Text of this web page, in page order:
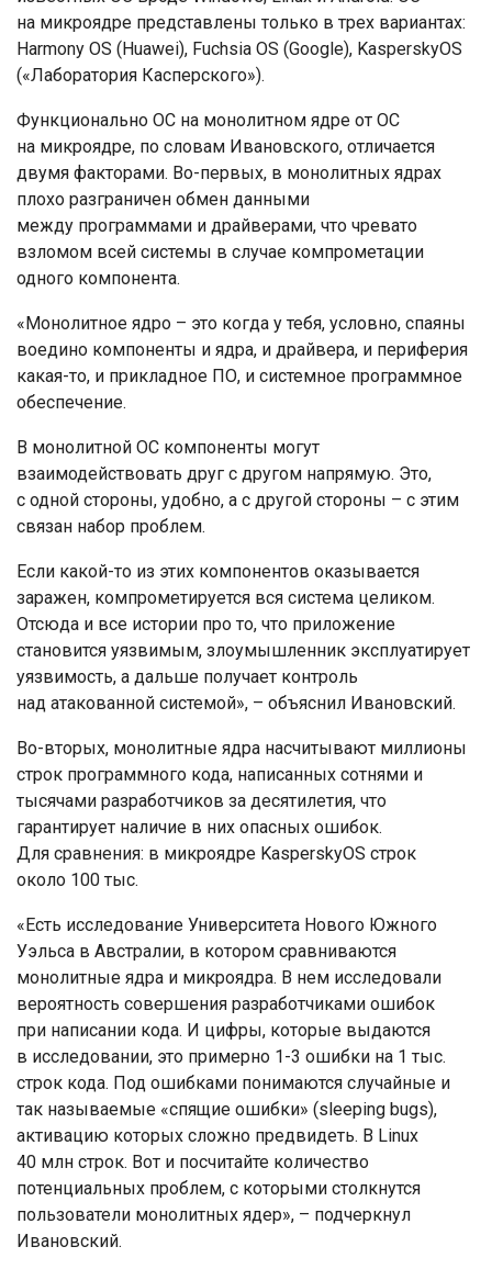
на микроядре представлены только в трех вариантах:
Harmony OS (Huawei), Fuchsia OS (Google), KasperskyOS
(«Лаборатория Касперского»).
Функционально ОС на монолитном ядре от ОС
на микроядре, по словам Ивановского, отличается
двумя факторами. Во-первых, в монолитных ядрах
плохо разграничен обмен данными
между программами и драйверами, что чревато
взломом всей системы в случае компрометации
одного компонента.
«Монолитное ядро – это когда у тебя, условно, спаяны
воедино компоненты и ядра, и драйвера, и периферия
какая-то, и прикладное ПО, и системное программное
обеспечение.
В монолитной ОС компоненты могут
взаимодействовать друг с другом напрямую. Это,
с одной стороны, удобно, а с другой стороны – с этим
связан набор проблем.
Если какой-то из этих компонентов оказывается
заражен, компрометируется вся система целиком.
Отсюда и все истории про то, что приложение
становится уязвимым, злоумышленник эксплуатирует
уязвимость, а дальше получает контроль
над атакованной системой», – объяснил Ивановский.
Во-вторых, монолитные ядра насчитывают миллионы
строк программного кода, написанных сотнями и
тысячами разработчиков за десятилетия, что
гарантирует наличие в них опасных ошибок.
Для сравнения: в микроядре KasperskyOS строк
около 100 тыс.
«Есть исследование Университета Нового Южного
Уэльса в Австралии, в котором сравниваются
монолитные ядра и микроядра. В нем исследовали
вероятность совершения разработчиками ошибок
при написании кода. И цифры, которые выдаются
в исследовании, это примерно 1-3 ошибки на 1 тыс.
строк кода. Под ошибками понимаются случайные и
так называемые «спящие ошибки» (sleeping bugs),
активацию которых сложно предвидеть. В Linux
40 млн строк. Вот и посчитайте количество
потенциальных проблем, с которыми столкнутся
пользователи монолитных ядер», – подчеркнул
Ивановский.